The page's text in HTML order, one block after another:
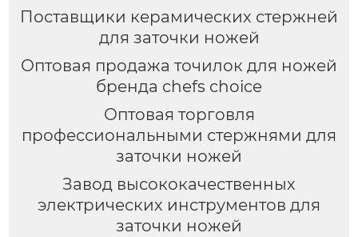
Поставщики керамических стержней
для заточки ножей
Оптовая продажа точилок для ножей
бренда chefs choice
Оптовая торговля
профессиональными стержнями для
заточки ножей
Завод высококачественных
электрических инструментов для
заточки ножей